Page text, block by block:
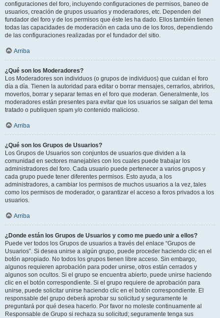
configuraciones del foro, incluyendo configuraciones de permisos, baneo de
usuarios, creación de grupos usuarios y moderadores, etc. Dependen del
fundador del foro y de los permisos que éste les ha dado. Ellos también tienen
todas las capacidades de moderación en cada uno de los foros, dependiendo
de las configuraciones realizadas por el fundador del sitio.
Arriba
¿Qué son los Moderadores?
Los Moderadores son individuos (o grupos de individuos) que cuidan el foro
día a día. Tienen la autoridad para editar o borrar mensajes, cerrarlos, abrirlos,
moverlos, borrar y separar temas en el foro que moderan. Generalmente, los
moderadores están presentes para evitar que los usuarios se salgan del tema
tratado o publiquen spam y/o contenido malicioso.
Arriba
¿Qué son los Grupos de Usuarios?
Los Grupos de Usuarios son conjuntos de usuarios que dividen a la
comunidad en sectores manejables con los cuales puede trabajar los
administradores del foro. Cada usuario puede pertenecer a varios grupos y
cada grupo puede tener diferentes permisos. Esto ayuda, a los
administradores, a cambiar los permisos de muchos usuarios a la vez, tales
como los permisos de moderador, o garantizar el acceso a foros privados a los
usuarios.
Arriba
¿Donde están los Grupos de Usuarios y como me puedo unir a ellos?
Puede ver todos los Grupos de usuarios a través del enlace “Grupos de
Usuarios”. Si desea unirse a algún grupo, puede proceder haciendo clic en el
botón apropiado. No todos los grupos tienen libre acceso. Sin embargo,
algunos requieren aprobación para poder unirse, otros están cerrados y
algunos son ocultos. Si el grupo se encuentra abierto, puede unirse haciendo
clic en el botón correspondiente. Si el grupo requiere de aprobación para
unirse, puede solicitar unirse haciendo clic en el botón correspondiente. El
responsable del grupo deberá aprobar su solicitud y seguramente le
preguntará por qué desea hacerlo. Por favor no moleste continuamente al
Responsable de Grupo si rechaza su solicitud; seguramente tenga sus